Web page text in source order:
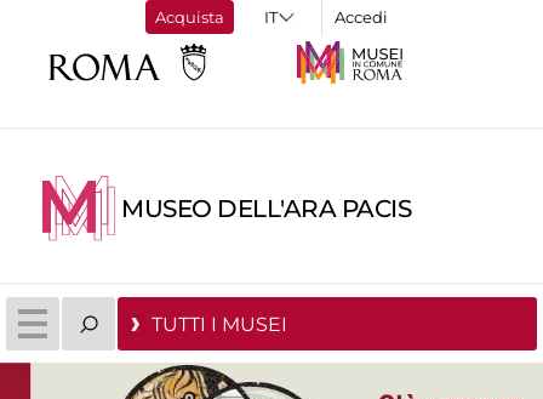
Acquista Accedi
MUSEO DELL'ARA PACIS
TUTTI I MUSEI